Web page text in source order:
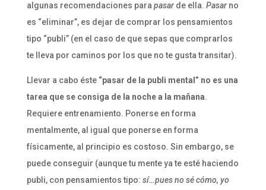
algunas recomendaciones para pasarde ella. Pasarno
es “eliminar”, es dejar de comprar los pensamientos
tipo “publi” (en el caso de que sepas que comprarlos
te lleva por caminos por los que no te gusta transitar).
Llevar a cabo éste “pasar de la publi mental” no es una
tarea que se consiga de la noche a la mañana.
Requiere entrenamiento. Ponerse en forma
mentalmente, al igual que ponerse en forma
físicamente, al principio es costoso. Sin embargo, se
puede conseguir (aunque tu mente ya te esté haciendo
publi, con pensamientos tipo: sí…pues no sé cómo, yo